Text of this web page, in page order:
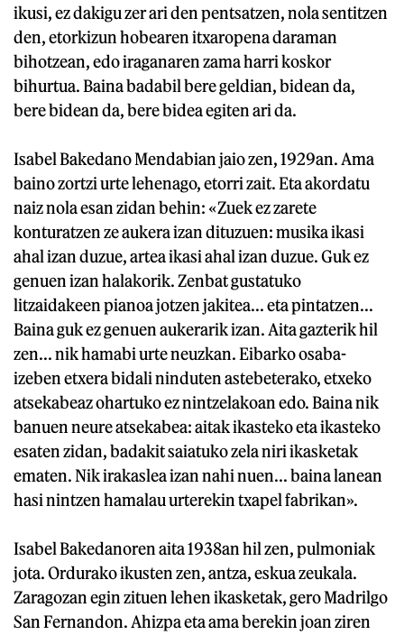
ikusi, ez dakigu zer ari den pentsatzen, nola sentitzen
den, etorkizun hobearen itxaropena daraman
bihotzean, edo iraganaren zama harri koskor
bihurtua. Baina badabil bere geldian, bidean da,
bere bidean da, bere bidea egiten ari da.
Isabel Bakedano Mendabian jaio zen, 1929an. Ama
baino zortzi urte lehenago, etorri zait. Eta akordatu
naiz nola esan zidan behin: «Zuek ez zarete
konturatzen ze aukera izan dituzuen: musika ikasi
ahal izan duzue, artea ikasi ahal izan duzue. Guk ez
genuen izan halakorik. Zenbat gustatuko
litzaidakeen pianoa jotzen jakitea... eta pintatzen...
Baina guk ez genuen aukerarik izan. Aita gazterik hil
zen... nik hamabi urte neuzkan. Eibarko osaba-
izeben etxera bidali ninduten astebeterako, etxeko
atsekabeaz ohartuko ez nintzelakoan edo. Baina nik
banuen neure atsekabea: aitak ikasteko eta ikasteko
esaten zidan, badakit saiatuko zela niri ikasketak
ematen. Nik irakaslea izan nahi nuen... baina lanean
hasi nintzen hamalau urterekin txapel fabrikan».
Isabel Bakedanoren aita 1938an hil zen, pulmoniak
jota. Ordurako ikusten zen, antza, eskua zeukala.
Zaragozan egin zituen lehen ikasketak, gero Madrilgo
San Fernandon. Ahizpa eta ama berekin joan ziren